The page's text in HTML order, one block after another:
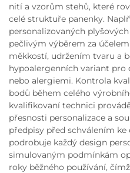
nití a vzorům stehů, které
celé struktuře panenky.
personalizovaných
pečlivým výběrem za
měkkostí, udržením tvaru a
hypoalergenních variant pro
nebo alergiemi. Kontrola
bodů během celého
kvalifikovaní technici
přesnosti personalizace a
předpisy před schválením ke
podrobuje každý design
simulovaným podmínkám
roky běžného používání,